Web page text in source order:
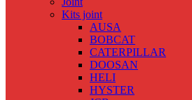
Kits joint
AUSA
BOBCAT
CATERPILLAR
DOOSAN
HELI
HYSTER